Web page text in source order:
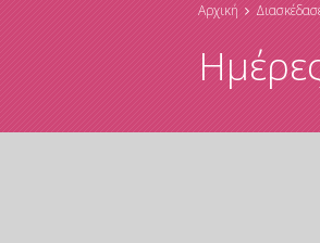
Είστε εδώ
Αρχική